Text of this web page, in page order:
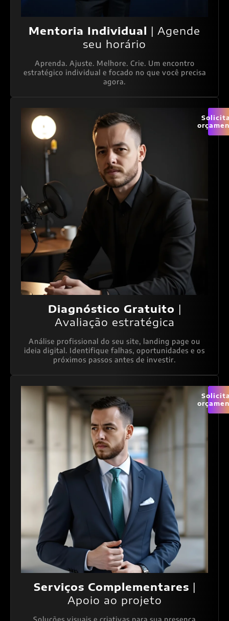
Mentoria Individual | Agende
seu horário
Aprenda. Ajuste. Melhore. Crie. Um encontro
estratégico individual e focado no que você precisa
agora.
Diagnóstico Gratuito |
Avaliação estratégica
Análise profissional do seu site, landing page ou
ideia digital. Identifique falhas, oportunidades e os
próximos passos antes de investir.
Serviços Complementares |
Apoio ao projeto
Soluções visuais e criativas para sua presença